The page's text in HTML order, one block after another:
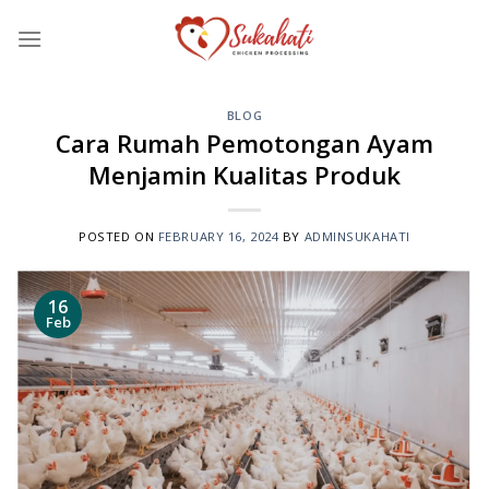
BLOG
Cara Rumah Pemotongan Ayam
Menjamin Kualitas Produk
POSTED ON FEBRUARY 16, 2024 BY ADMINSUKAHATI
16
Feb